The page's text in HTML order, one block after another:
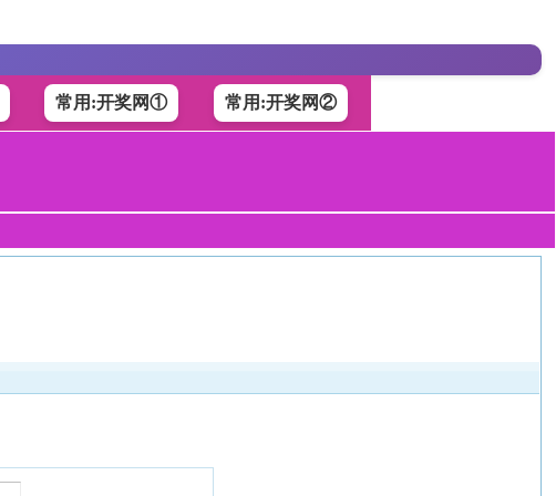
常用:开奖网① 常用:开奖网②